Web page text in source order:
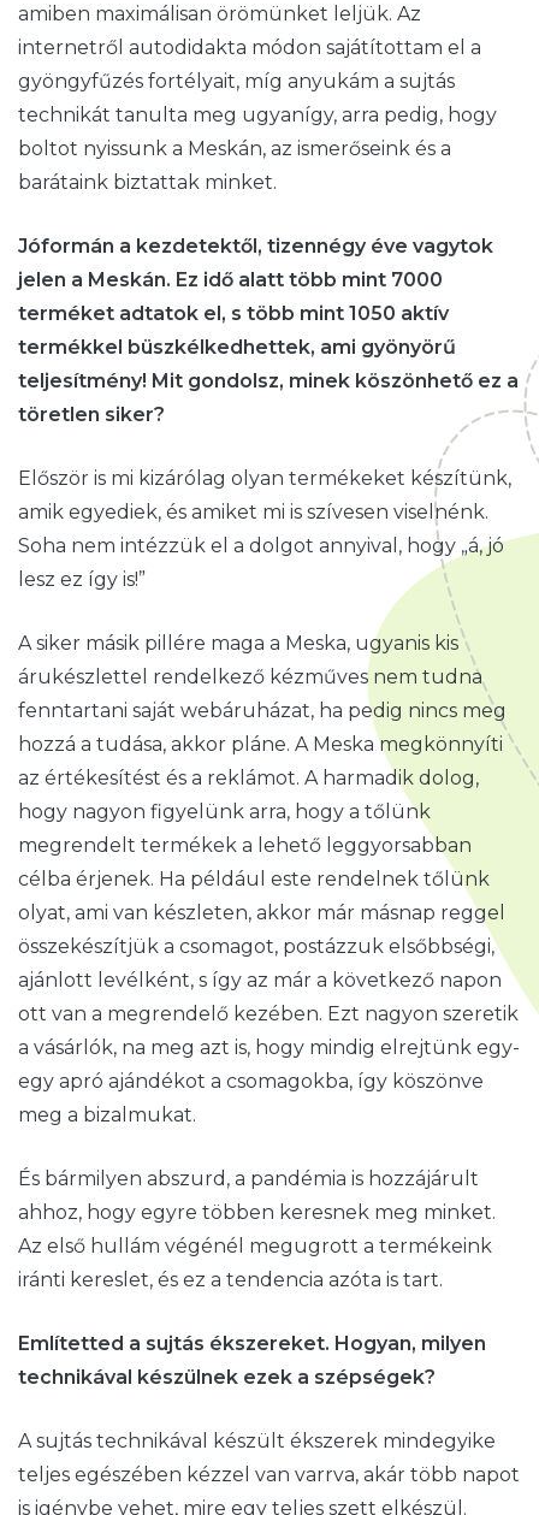
amiben maximálisan örömünket leljük. Az
internetről autodidakta módon sajátítottam el a
gyöngyfűzés fortélyait, míg anyukám a sujtás
technikát tanulta meg ugyanígy, arra pedig, hogy
boltot nyissunk a Meskán, az ismerőseink és a
barátaink biztattak minket.
Jóformán a kezdetektől, tizennégy éve vagytok
jelen a Meskán. Ez idő alatt több mint 7000
terméket adtatok el, s több mint 1050 aktív
termékkel büszkélkedhettek, ami gyönyörű
teljesítmény! Mit gondolsz, minek köszönhető ez a
töretlen siker?
Először is mi kizárólag olyan termékeket készítünk,
amik egyediek, és amiket mi is szívesen viselnénk.
Soha nem intézzük el a dolgot annyival, hogy „á, jó
lesz ez így is!”
A siker másik pillére maga a Meska, ugyanis kis
árukészlettel rendelkező kézműves nem tudna
fenntartani saját webáruházat, ha pedig nincs meg
hozzá a tudása, akkor pláne. A Meska megkönnyíti
az értékesítést és a reklámot. A harmadik dolog,
hogy nagyon figyelünk arra, hogy a tőlünk
megrendelt termékek a lehető leggyorsabban
célba érjenek. Ha például este rendelnek tőlünk
olyat, ami van készleten, akkor már másnap reggel
összekészítjük a csomagot, postázzuk elsőbbségi,
ajánlott levélként, s így az már a következő napon
ott van a megrendelő kezében. Ezt nagyon szeretik
a vásárlók, na meg azt is, hogy mindig elrejtünk egy-
egy apró ajándékot a csomagokba, így köszönve
meg a bizalmukat.
És bármilyen abszurd, a pandémia is hozzájárult
ahhoz, hogy egyre többen keresnek meg minket.
Az első hullám végénél megugrott a termékeink
iránti kereslet, és ez a tendencia azóta is tart.
Említetted a sujtás ékszereket. Hogyan, milyen
technikával készülnek ezek a szépségek?
A sujtás technikával készült ékszerek mindegyike
teljes egészében kézzel van varrva, akár több napot
is igénybe vehet, mire egy teljes szett elkészül.